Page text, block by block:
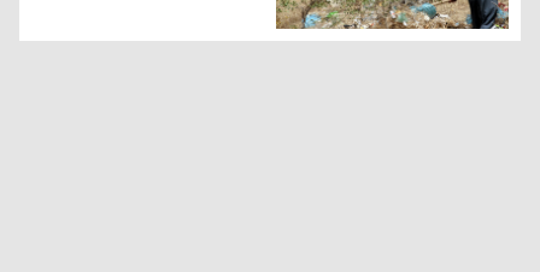
دارستانەكانی كوردستان پاك دەكرێنەوە